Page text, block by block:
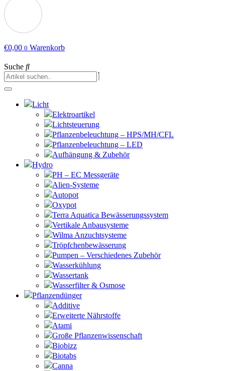
€0,00 0 Warenkorb
Suche
Licht
Elektroartikel
Lichtsteuerung
Pflanzenbeleuchtung – HPS/MH/CFL
Pflanzenbeleuchtung – LED
Aufhängung & Zubehör
Hydro
PH – EC Messgeräte
Alien-Systeme
Autopot
Oxypot
Terra Aquatica Bewässerungssystem
Vertikale Anbausysteme
Wilma Anzuchtsysteme
Tröpfchenbewässerung
Pumpen – Verschiedenes Zubehör
Wasserkühlung
Wassertank
Wasserfilter & Osmose
Pflanzendünger
Additive
Erweiterte Nährstoffe
Atami
Große Pflanzenwissenschaft
Biobizz
Biotabs
Canna